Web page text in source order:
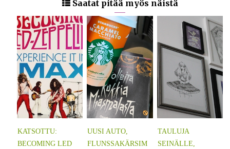
Saatat pitää myös näistä
KATSOTTU:
BECOMING LED
UUSI AUTO,
FLUNSSAKÄRSIM
TAULUJA
SEINÄLLE,